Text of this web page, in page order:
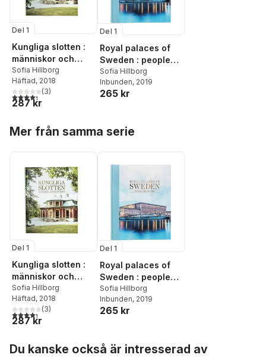
Del 1
Kungliga slotten :
människor och
berättelser
Sofia Hillborg
Häftad, 2018
4,3utav 5 stjärnor. Totalt antal röster:
(3)
287 kr
Del 1
Royal palaces of
Sweden : people
and stories
Sofia Hillborg
Inbunden, 2019
265 kr
Mer från samma serie
Del 1
Kungliga slotten :
människor och
berättelser
Sofia Hillborg
Häftad, 2018
4,3utav 5 stjärnor. Totalt antal röster:
(3)
287 kr
Del 1
Royal palaces of
Sweden : people
and stories
Sofia Hillborg
Inbunden, 2019
265 kr
Du kanske också är intresserad av